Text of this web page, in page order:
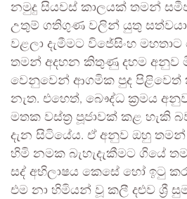
නමුදු සියවස් කාලයක් තමන්
උතුම් ගතිගුණ වලින් යුතු
වළලා දැමීමට විජේසිංහ
තමන් අදහන කිතුණු දහම අනුව
වෙනුවෙන් ආගමික පුද පිළිවෙත්
නැත. එහෙත්, බෞද්ධ ක්‍රමය
මතක වස්ත්‍ර පූජාවක් කළ හැකි
දැන සිටියේය. ඒ අනුව ඔහු
හිමි නමක බැහැදැකීමට ගියේ
සද් අභිලාෂය කෙසේ හෝ ඉටු
එම නා හිමියන් වූ කලී දළුව ශ්‍රී